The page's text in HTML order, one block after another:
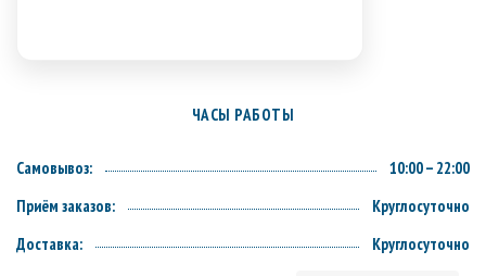
ЧАСЫ РАБОТЫ
Самовывоз:
10:00 – 22:00
Приём заказов:
Круглосуточно
Доставка:
Круглосуточно